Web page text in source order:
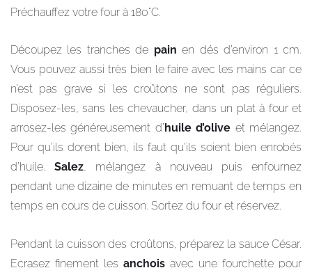
Préchauffez votre four à 180°C.
Découpez les tranches de pain en dés d’environ 1 cm.
Vous pouvez aussi très bien le faire avec les mains car ce
n’est pas grave si les croûtons ne sont pas réguliers.
Disposez-les, sans les chevaucher, dans un plat à four et
arrosez-les généreusement d’ huile d’olive et mélangez.
Pour qu’ils dorent bien, ils faut qu’ils soient bien enrobés
d’huile.Salez, mélangez à nouveau puis enfournez
pendant une dizaine de minutes en remuant de temps en
temps en cours de cuisson. Sortez du four et réservez.
Pendant la cuisson des croûtons, préparez la sauce César.
Ecrasez finement les anchois avec une fourchette pour